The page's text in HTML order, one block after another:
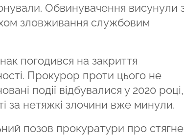
Обвинувачення висунули
зловживання службовим
погодився на закриття
Прокурор проти цього не
події відбувалися у 2020
за нетяжкі злочини вже минули.
позов прокуратури про